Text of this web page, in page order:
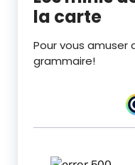
la carte
Pour vous amuser
grammaire!